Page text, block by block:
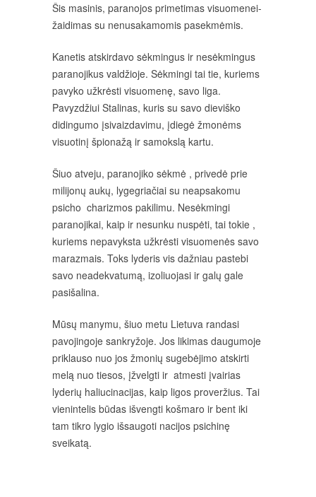
Šis masinis, paranojos primetimas visuomenei-
žaidimas su nenusakamomis pasekmėmis.
Kanetis atskirdavo sėkmingus ir nesėkmingus
paranojikus valdžioje. Sėkmingi tai tie, kuriems
pavyko užkrėsti visuomenę, savo liga.
Pavyzdžiui Stalinas, kuris su savo dieviško
didingumo įsivaizdavimu, įdiegė žmonėms
visuotinį špionažą ir samokslą kartu.
Šiuo atveju, paranojiko sėkmė , privedė prie
milijonų aukų, lygegriačiai su neapsakomu
psicho charizmos pakilimu. Nesėkmingi
paranojikai, kaip ir nesunku nuspėti, tai tokie ,
kuriems nepavyksta užkrėsti visuomenės savo
marazmais. Toks lyderis vis dažniau pastebi
savo neadekvatumą, izoliuojasi ir galų gale
pasišalina.
Mūsų manymu, šiuo metu Lietuva randasi
pavojingoje sankryžoje. Jos likimas daugumoje
priklauso nuo jos žmonių sugebėjimo atskirti
melą nuo tiesos, įžvelgti ir atmesti įvairias
lyderių haliucinacijas, kaip ligos proveržius. Tai
vienintelis būdas išvengti košmaro ir bent iki
tam tikro lygio išsaugoti nacijos psichinę
sveikatą.